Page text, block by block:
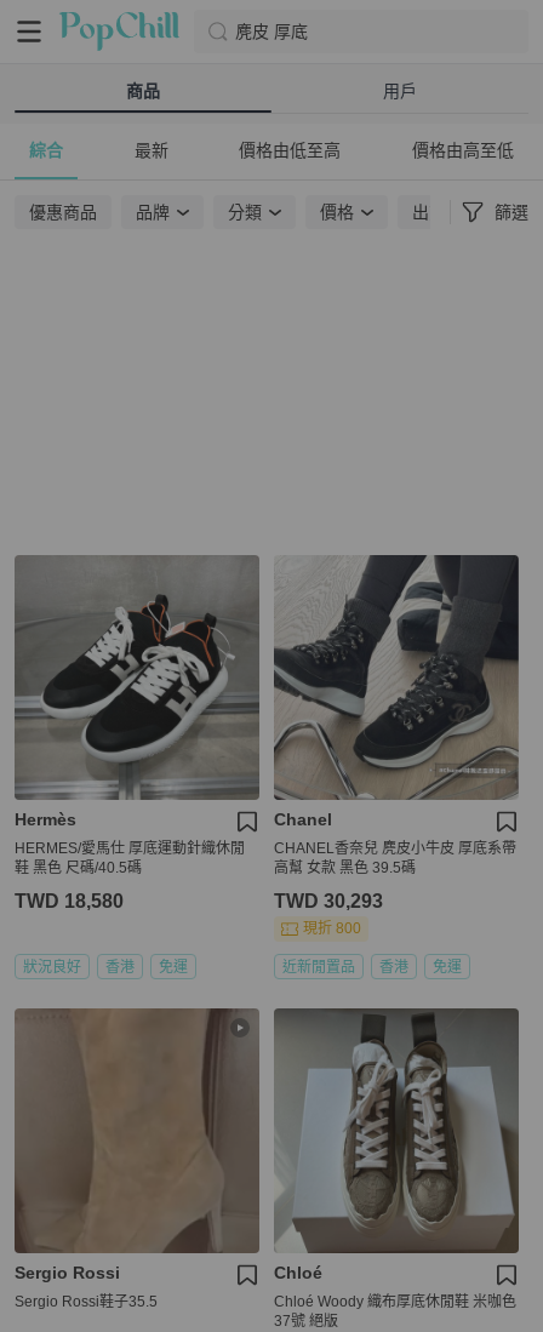
麂皮 厚底
商品 用戶
綜合 最新 價格由低至高 價格由高至低
優惠商品 品牌 分類 價格 出貨地點 篩選
Hermès
HERMES/愛馬仕 厚底運動針織休閒
鞋 黑色 尺碼/40.5碼
TWD 18,580
狀況良好 香港 免運
Chanel
CHANEL香奈兒 麂皮小牛皮 厚底系帶
高幫 女款 黑色 39.5碼
TWD 30,293
現折 800
近新閒置品 香港 免運
Sergio Rossi
Sergio Rossi鞋子35.5
Chloé
Chloé Woody 織布厚底休閒鞋 米咖色
37號 絕版